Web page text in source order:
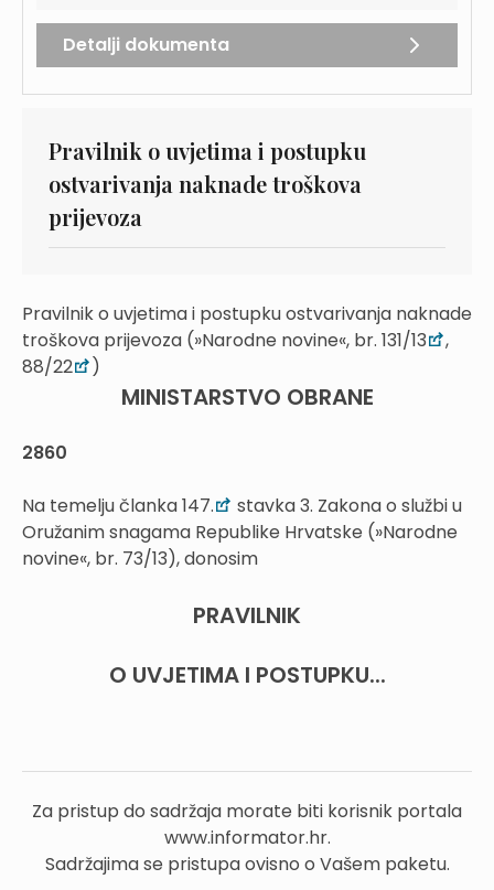
Detalji dokumenta
Pravilnik o uvjetima i postupku
ostvarivanja naknade troškova
prijevoza
Pravilnik o uvjetima i postupku ostvarivanja naknade
troškova prijevoza (»Narodne novine«, br. 131/13
,
88/22
)
MINISTARSTVO OBRANE
2860
Na temelju članka 147.
stavka 3. Zakona o službi u
Oružanim snagama Republike Hrvatske (»Narodne
novine«, br. 73/13), donosim
PRAVILNIK
O UVJETIMA I POSTUPKU...
Za pristup do sadržaja morate biti korisnik portala
www.informator.hr.
Sadržajima se pristupa ovisno o Vašem paketu.